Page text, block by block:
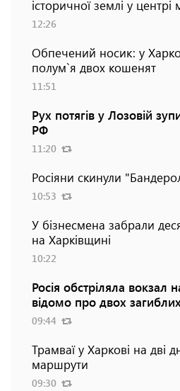
історичної землі у центрі
12:26
Обпечений носик: у
полум`я двох кошенят
11:51
Рух потягів у Лозовій
РФ
11:20
Росіяни скинули
10:53
У бізнесмена забрали
на Харківщині
10:22
Росія обстріляла вокзал
відомо про двох
09:44
Трамваї у Харкові на дві
маршрути
09:30